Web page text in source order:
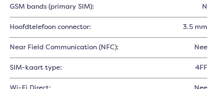
GSM bands (primary SIM): N
Hoofdtelefoon connector: 3.5 mm
Near Field Communication (NFC): Nee
SIM-kaart type: 4FF